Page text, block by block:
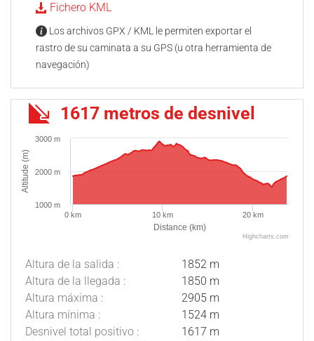
Fichero KML
Los archivos GPX / KML le permiten exportar el
rastro de su caminata a su GPS (u otra herramienta de
navegación)
1617 metros de desnivel
Distance (km)
Altitude (m)
0 km 10 km 20 km
1000 m
2000 m
3000 m
Highcharts.com
Altura de la salida :
1852 m
Altura de la llegada :
1850 m
Altura máxima :
2905 m
Altura mínima :
1524 m
Desnivel total positivo :
1617 m